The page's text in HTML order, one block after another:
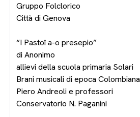
Gruppo Folclorico
Città di Genova
“I Pastoî a-o presepio”
di Anonimo
allievi della scuola primaria Solari
Brani musicali di epoca Colombiana
Piero Andreoli e professori
Conservatorio N. Paganini